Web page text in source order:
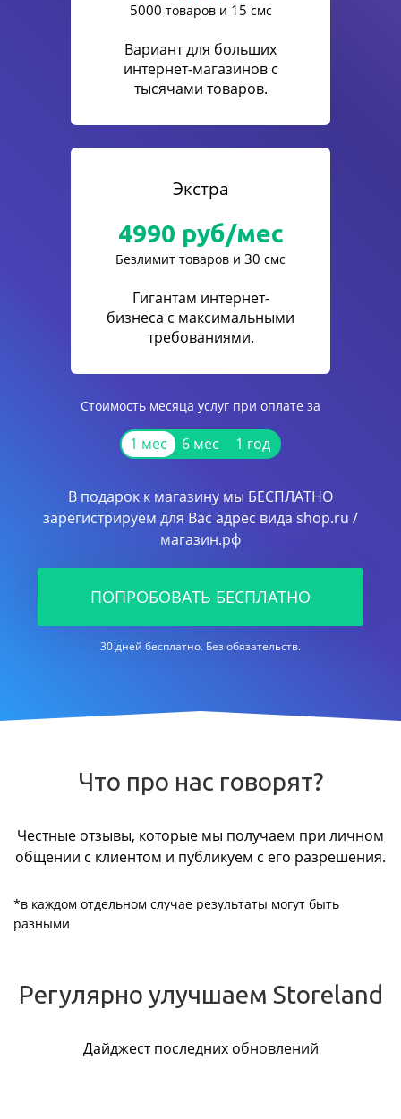
5000 товаров и 15 смс
Вариант для больших
интернет-магазинов с
тысячами товаров.
Экстра
4990 руб/мес
Безлимит товаров и 30 смс
Гигантам интернет-
бизнеса с максимальными
требованиями.
Стоимость месяца услуг при оплате за
1 мес 6 мес 1 год
В подарок к магазину мы БЕСПЛАТНО
зарегистрируем для Вас адрес вида shop.ru /
магазин.рф
ПОПРОБОВАТЬ БЕСПЛАТНО
30 дней бесплатно. Без обязательств.
Что про нас говорят?
Честные отзывы, которые мы получаем при личном
общении с клиентом и публикуем с его разрешения.
*в каждом отдельном случае результаты могут быть
разными
Регулярно улучшаем Storeland
Дайджест последних обновлений